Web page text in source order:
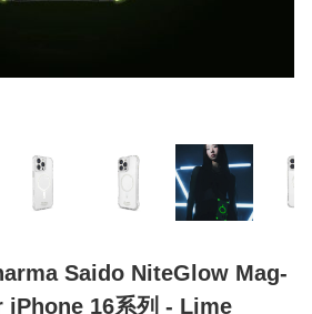
Saido NiteGlow Mag-
iPhone 16系列 - Lime